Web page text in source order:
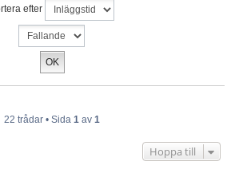
efter
22 trådar • Sida 1 av 1
Hoppa till